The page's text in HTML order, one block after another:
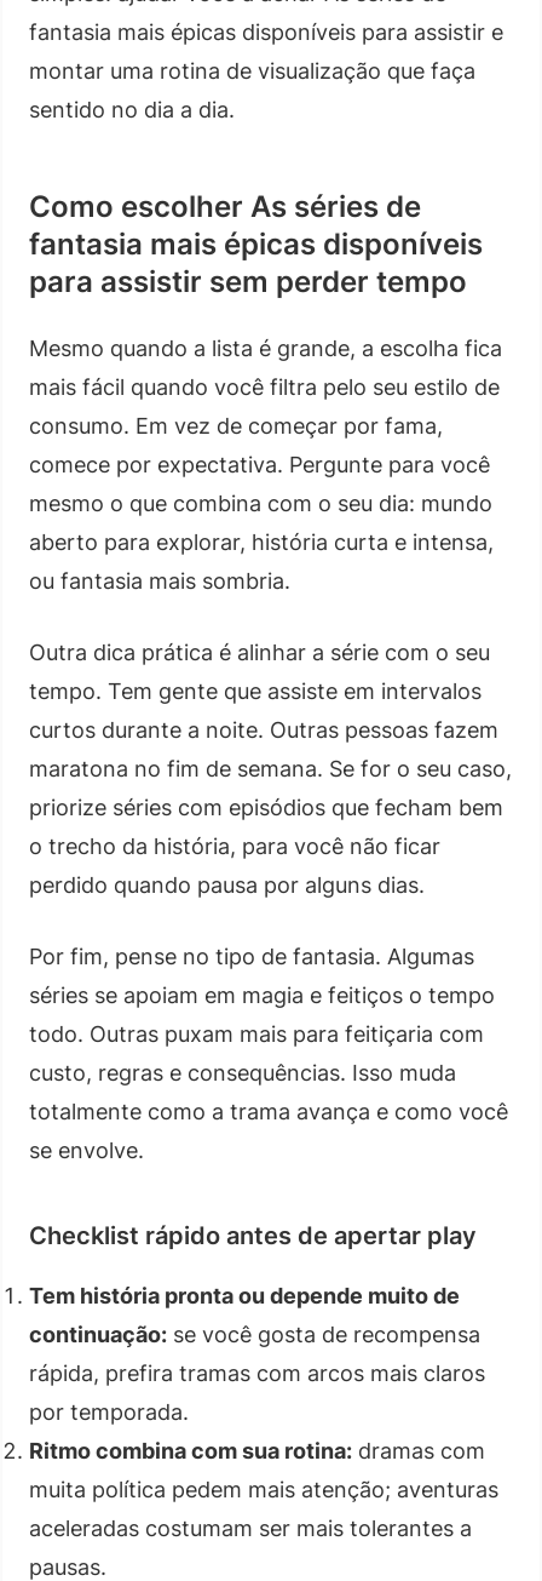
fantasia mais épicas disponíveis para assistir e
montar uma rotina de visualização que faça
sentido no dia a dia.
Como escolher As séries de
fantasia mais épicas disponíveis
para assistir sem perder tempo
Mesmo quando a lista é grande, a escolha fica
mais fácil quando você filtra pelo seu estilo de
consumo. Em vez de começar por fama,
comece por expectativa. Pergunte para você
mesmo o que combina com o seu dia: mundo
aberto para explorar, história curta e intensa,
ou fantasia mais sombria.
Outra dica prática é alinhar a série com o seu
tempo. Tem gente que assiste em intervalos
curtos durante a noite. Outras pessoas fazem
maratona no fim de semana. Se for o seu caso,
priorize séries com episódios que fecham bem
o trecho da história, para você não ficar
perdido quando pausa por alguns dias.
Por fim, pense no tipo de fantasia. Algumas
séries se apoiam em magia e feitiços o tempo
todo. Outras puxam mais para feitiçaria com
custo, regras e consequências. Isso muda
totalmente como a trama avança e como você
se envolve.
Checklist rápido antes de apertar play
Tem história pronta ou depende muito de
continuação: se você gosta de recompensa
rápida, prefira tramas com arcos mais claros
por temporada.
Ritmo combina com sua rotina: dramas com
muita política pedem mais atenção; aventuras
aceleradas costumam ser mais tolerantes a
pausas.